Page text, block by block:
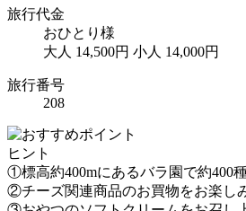
旅行代金
おひとり様
大人 14,500円 小人 14,000円
旅行番号
208
ヒント
①標高約400mにあるバラ園で約400
②チーズ関連商品のお買物をお楽し